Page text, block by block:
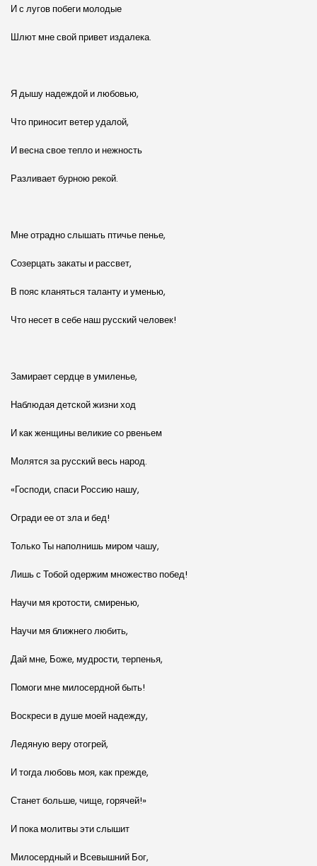
И с лугов побеги молодые
Шлют мне свой привет издалека.
Я дышу надеждой и любовью,
Что приносит ветер удалой,
И весна свое тепло и нежность
Разливает бурною рекой.
Мне отрадно слышать птичье пенье,
Созерцать закаты и рассвет,
В пояс кланяться таланту и уменью,
Что несет в себе наш русский человек!
Замирает сердце в умиленье,
Наблюдая детской жизни ход
И как женщины великие со рвеньем
Молятся за русский весь народ.
«Господи, спаси Россию нашу,
Огради ее от зла и бед!
Только Ты наполнишь миром чашу,
Лишь с Тобой одержим множество побед!
Научи мя кротости, смиренью,
Научи мя ближнего любить,
Дай мне, Боже, мудрости, терпенья,
Помоги мне милосердной быть!
Воскреси в душе моей надежду,
Ледяную веру отогрей,
И тогда любовь моя, как прежде,
Станет больше, чище, горячей!»
И пока молитвы эти слышит
Милосердный и Всевышний Бог,